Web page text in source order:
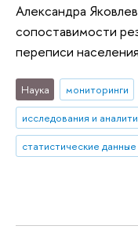
Александра
сопоставимости
переписи
Наука мониторинги
исследования и
статистические данные